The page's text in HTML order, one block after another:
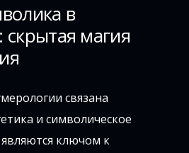
в
магия
связана
и символическое
ключом к